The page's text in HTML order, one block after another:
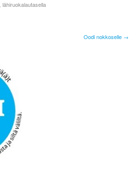
lähiruokalautasella
Oodi nokkoselle →